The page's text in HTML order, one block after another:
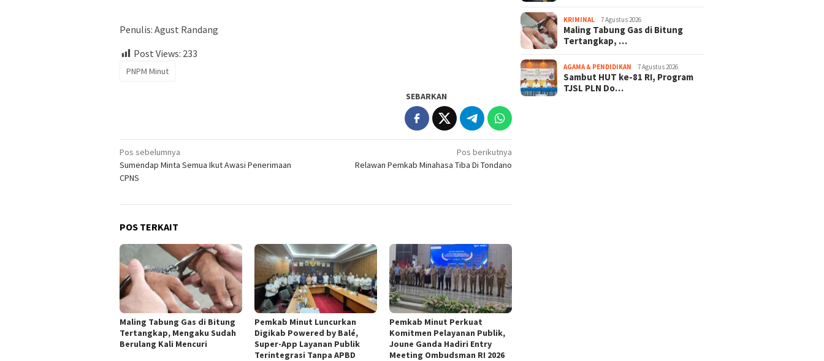
Penulis: Agust Randang
Post Views: 233
PNPM Minut
SEBARKAN
Navigasi
pos
Pos sebelumnya
Sumendap Minta Semua Ikut Awasi Penerimaan
CPNS
Pos berikutnya
Relawan Pemkab Minahasa Tiba Di Tondano
POS TERKAIT
Maling Tabung Gas di Bitung
Tertangkap, Mengaku Sudah
Berulang Kali Mencuri
Pemkab Minut Luncurkan
Digikab Powered by Balé,
Super-App Layanan Publik
Terintegrasi Tanpa APBD
Pemkab Minut Perkuat
Komitmen Pelayanan Publik,
Joune Ganda Hadiri Entry
Meeting Ombudsman RI 2026
KRIMINAL 7 Agustus 2026
Maling Tabung Gas di Bitung
Tertangkap, …
AGAMA & PENDIDIKAN 7 Agustus 2026
Sambut HUT ke-81 RI, Program
TJSL PLN Do…